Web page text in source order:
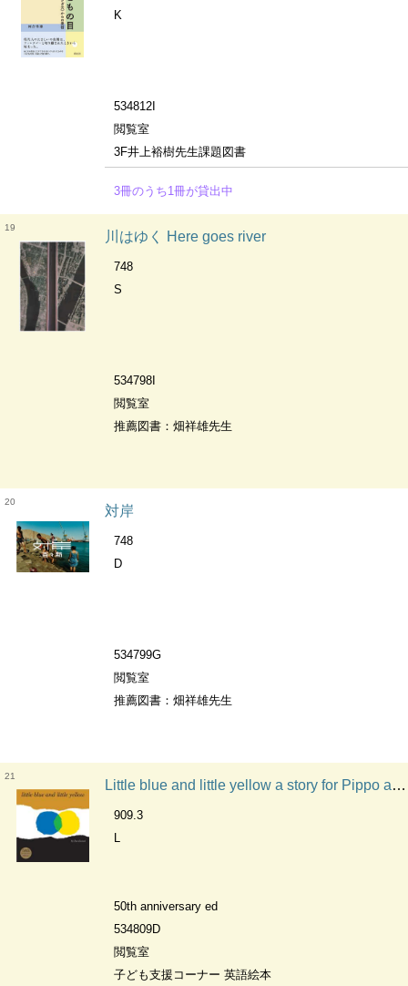
K
534812I
閲覧室
3F井上裕樹先生課題図書
3冊のうち1冊が貸出中
19
川はゆく Here goes river
748
S
534798I
閲覧室
推薦図書：畑祥雄先生
20
対岸
748
D
534799G
閲覧室
推薦図書：畑祥雄先生
21
Little blue and little yellow a story for Pippo and Ann and other children
909.3
L
50th anniversary ed
534809D
閲覧室
子ども支援コーナー 英語絵本